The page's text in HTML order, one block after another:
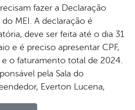
fazer a Declaração
do MEI. A declaração é
deve ser feita até o dia 31
e é preciso apresentar CPF,
e o faturamento total de 2024.
pela Sala do
Everton Lucena,